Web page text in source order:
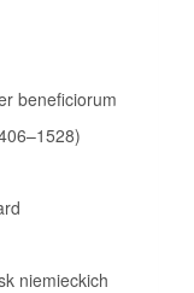
beneficiorum
niemieckich